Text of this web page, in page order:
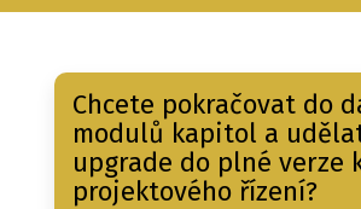
Chcete pokračovat do
modulů kapitol a
upgrade do plné verze
projektového řízení?